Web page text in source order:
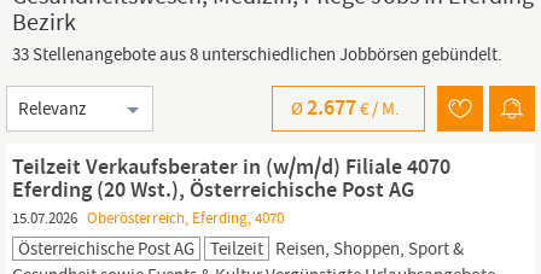
Bezirk
33 Stellenangebote aus 8 unterschiedlichen Jobbörsen gebündelt.
Sortierung
Ø2.677€ / M.
Teilzeit Verkaufsberater in (w/m/d) Filiale 4070
Eferding (20 Wst.), Österreichische Post AG
15.07.2026 Oberösterreich, Eferding, 4070
Österreichische Post AG Teilzeit Reisen, Shoppen, Sport &